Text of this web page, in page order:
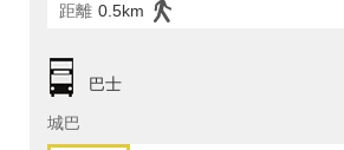
距離 0.5km
巴士
城巴